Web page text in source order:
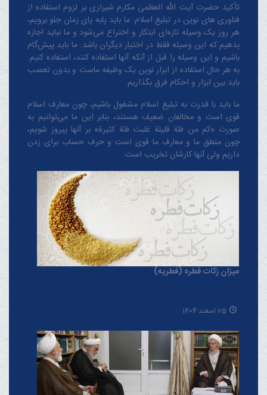
تأکید حضرت آیت الله العظمی مکارم شیرازی بر لزوم استفاده از
فناوری های نوین در تبلیغ اسلام: ما باید پابه پای زمان جلو برویم،
هر روز یک وسیله تازه‌ای ابتکار و اختراع می‌شود و ما نباید اجازه
بدهیم که این وسیله فقط در اختیار دیگران باشد. ما باید پیش‌گام
باشیم و این وسیله را قبل از آنکه آنها استفاده کنند، استفاده کنیم.
به هر حال استفاده از ابزار نوین یک وظیفه ماست و بدون تعصب
باید بین ابزار و احکام فرق بگذاریم.
ما باید با قدرت به تبلیغ اسلام مشغول باشیم، چون معارف اسلام
قوی است و مخالفان ضعیف هستند، بنابر این ما می‌توانیم به
صورت «کم من فئة قلیلة غلبت فئة کثیرة» بر آنها پیروز شویم،
چون منطق‌ ما و معارف ‌ما قوی است و حرف حساب برای زدن
داریم ولی آنها کارشان تخریب است.
میزان زکات فطره (فطریه)
25 اسفند 1404